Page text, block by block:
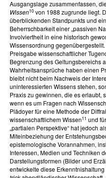
Ausgangslage zusammenfassen,
Wissen10 von 1988 zugrunde liegt.
überblickenden Standpunkts und
Beherrschbarkeit einer „passiven
Involviertheit in eine historisch
Wissensordnung
Preisgabe wissenschaftlicher
Begrenzung des Geltungsbereichs
Wahrheitsansprüche haben einen
bleibt nicht beim Nachweis der
uninteressierten Wissens stehen,
Praxis zu gewinnen, die es erlaubt,
wenn es um Fragen nach
Plädoyer für eine Methode der
wissenschaftlichem Wissen11 und
„partialen Perspektive“ hat jedoch
Miteinbeziehung der
epistemologische Vorannahmen,
Interessen, Medien und Techniken
Darstellungsformen (Bilder und
entwickelte diese